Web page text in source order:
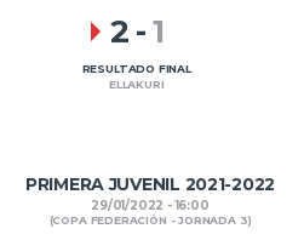
2 -1
RESULTADO FINAL
ELLAKURI
PRIMERA JUVENIL 2021-2022
29/01/2022 - 16:00
(COPA FEDERACIÓN - JORNADA 3)